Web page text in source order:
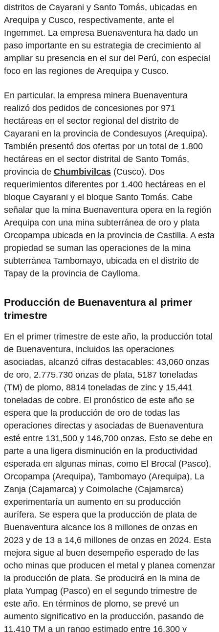
distritos de Cayarani y Santo Tomás, ubicadas en
Arequipa y Cusco, respectivamente, ante el
Ingemmet. La empresa Buenaventura ha dado un
paso importante en su estrategia de crecimiento al
ampliar su presencia en el sur del Perú, con especial
foco en las regiones de Arequipa y Cusco.
En particular, la empresa minera Buenaventura
realizó dos pedidos de concesiones por 971
hectáreas en el sector regional del distrito de
Cayarani en la provincia de Condesuyos (Arequipa).
También presentó dos ofertas por un total de 1.800
hectáreas en el sector distrital de Santo Tomás,
provincia de Chumbivilcas (Cusco). Dos
requerimientos diferentes por 1.400 hectáreas en el
bloque Cayarani y el bloque Santo Tomás. Cabe
señalar que la mina Buenaventura opera en la región
Arequipa con una mina subterránea de oro y plata
Orcopampa ubicada en la provincia de Castilla. A esta
propiedad se suman las operaciones de la mina
subterránea Tambomayo, ubicada en el distrito de
Tapay de la provincia de Caylloma.
Producción de Buenaventura al primer
trimestre
En el primer trimestre de este año, la producción total
de Buenaventura, incluidos las operaciones
asociadas, alcanzó cifras destacables: 43,060 onzas
de oro, 2.775.730 onzas de plata, 5187 toneladas
(TM) de plomo, 8814 toneladas de zinc y 15,441
toneladas de cobre. El pronóstico de este año se
espera que la producción de oro de todas las
operaciones directas y asociadas de Buenaventura
esté entre 131,500 y 146,700 onzas. Esto se debe en
parte a una ligera disminución en la productividad
esperada en algunas minas, como El Brocal (Pasco),
Orcopampa (Arequipa), Tambomayo (Arequipa), La
Zanja (Cajamarca) y Coimolache (Cajamarca)
experimentaría un aumento en su producción
aurífera. Se espera que la producción de plata de
Buenaventura alcance los 8 millones de onzas en
2023 y de 13 a 14,6 millones de onzas en 2024. Esta
mejora sigue al buen desempeño esperado de las
ocho minas que producen el metal y planea comenzar
la producción de plata. Se producirá en la mina de
plata Yumpag (Pasco) en el segundo trimestre de
este año. En términos de plomo, se prevé un
aumento significativo en la producción, pasando de
11,410 TM a un rango estimado entre 16,300 y